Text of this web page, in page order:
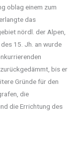
oblag einem zum
das
nördl. der Alpen,
15. Jh. an wurde
bis er
Gründe für den
die
die Errichtung des